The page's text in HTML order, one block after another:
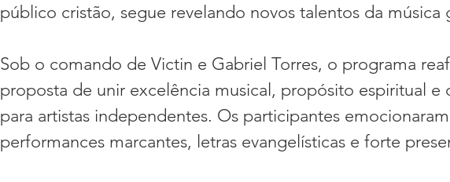
público cristão, segue revelando novos talentos da música
Sob o comando de Victin e Gabriel Torres, o programa
proposta de unir excelência musical, propósito espiritual e
para artistas independentes. Os participantes
performances marcantes, letras evangelísticas e forte